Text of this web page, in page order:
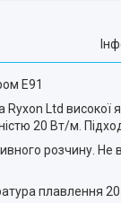
E91
Ryxon Ltd високої
20 Вт/м.
розчину. Не
плавлення